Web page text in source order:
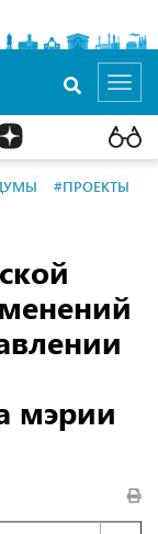
#ПРОЕКТЫ
мэрии